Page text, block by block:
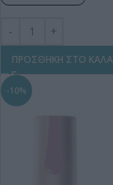
ΠΡΟΣΘΗΚΗ ΣΤΟ
-10%